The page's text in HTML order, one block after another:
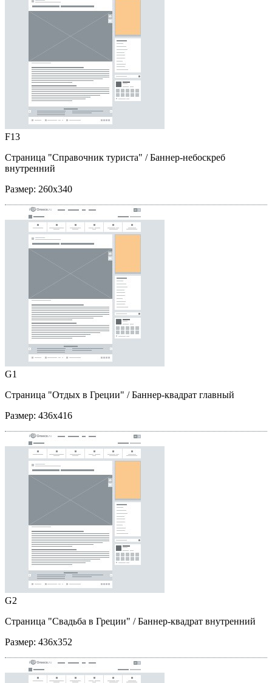
F13
Страница "Справочник туриста" / Баннер-небоскреб
внутренний
Размер: 260x340
G1
Страница "Отдых в Греции" / Баннер-квадрат главный
Размер: 436x416
G2
Страница "Свадьба в Греции" / Баннер-квадрат внутренний
Размер: 436x352